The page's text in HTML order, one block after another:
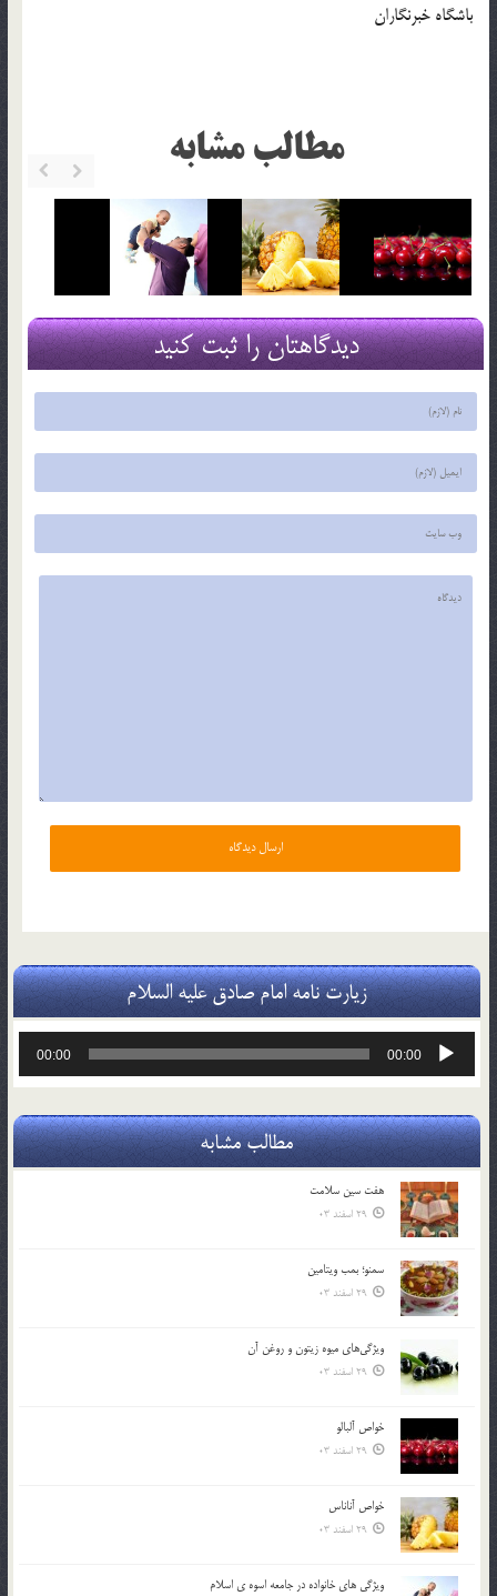
باشگاه خبرنگاران
مطالب مشابه
دیدگاهتان را ثبت کنید
زیارت نامه امام صادق علیه السلام
پخش‌کننده
00:00
00:00
مطالب مشابه
هفت سين سلامت
29 اسفند 03
سمنو؛ بمب ويتامين
29 اسفند 03
ويژگي‌هاي ميوه زيتون و روغن آن
29 اسفند 03
خواص آلبالو
29 اسفند 03
خواص آناناس
29 اسفند 03
ويژگي هاي خانواده در جامعه اسوه ي اسلام